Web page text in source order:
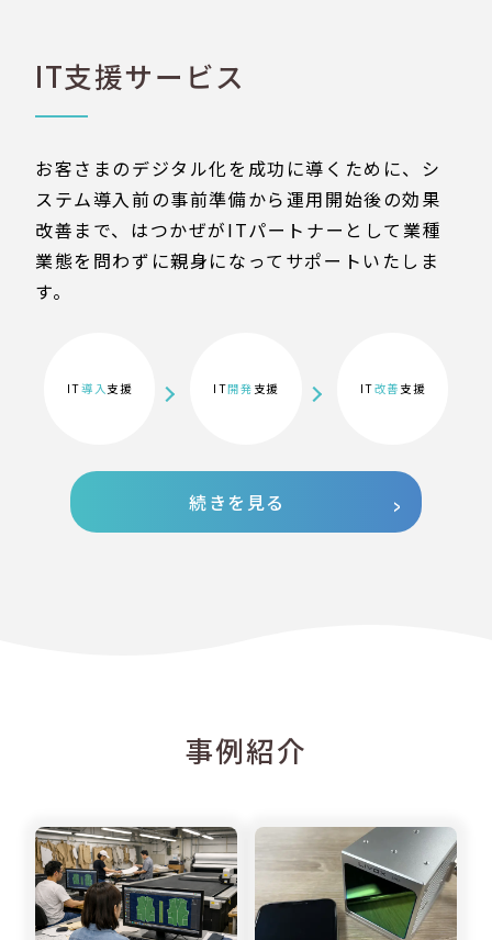
IT支援サービス
お客さまのデジタル化を成功に導くために、シ
ステム導入前の事前準備から運用開始後の効果
改善まで、はつかぜがITパートナーとして業種
業態を問わずに親身になってサポートいたしま
す。
IT導入 支援 IT開発 支援 IT改善 支援
続きを見る
事例紹介